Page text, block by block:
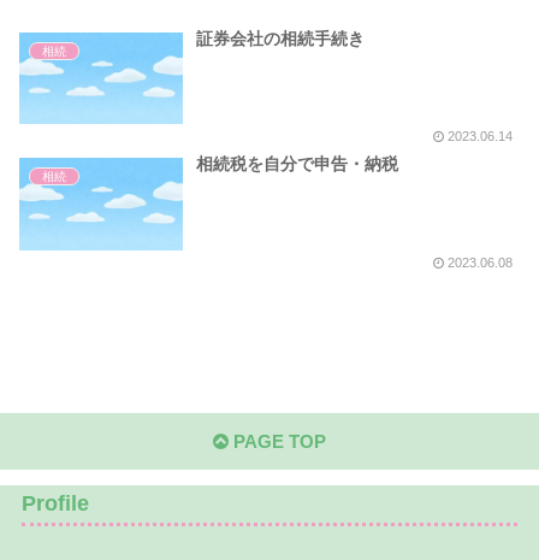
相続
証券会社の相続手続き
2023.06.14
相続
相続税を自分で申告・納税
2023.06.08
PAGE TOP
Profile